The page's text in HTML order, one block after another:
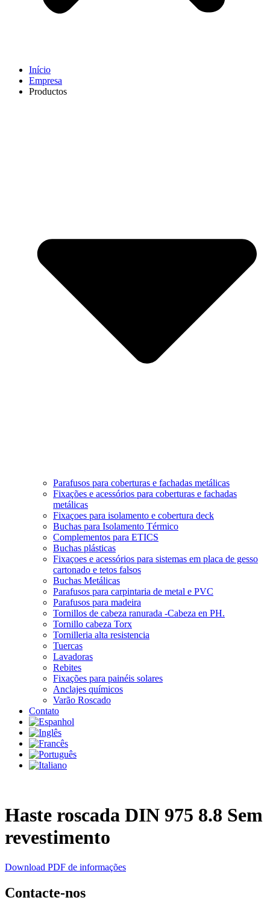
Início
Empresa
Productos
Parafusos para coberturas e fachadas metálicas
Fixações e acessórios para coberturas e fachadas
metálicas
Fixaçoes para isolamento e cobertura deck
Buchas para Isolamento Térmico
Complementos para ETICS
Buchas plásticas
Fixaçoes e acessórios para sistemas em placa de gesso
cartonado e tetos falsos
Buchas Metálicas
Parafusos para carpintaria de metal e PVC
Parafusos para madeira
Tornillos de cabeza ranurada -Cabeza en PH.
Tornillo cabeza Torx
Tornilleria alta resistencia
Tuercas
Lavadoras
Rebites
Fixações para painéis solares
Anclajes químicos
Varão Roscado
Contato
Haste roscada DIN 975 8.8 Sem
revestimento
Download PDF de informações
Contacte-nos